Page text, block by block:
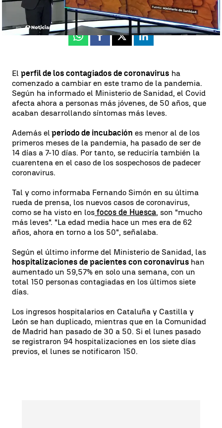
Antena 3 Noticias
Publicado:
23 de junio de 2020, 16:06
Whatsapp
Facebook
X Linkedin
El perfil de los contagiados de coronavirus ha
comenzado a cambiar en este tramo de la pandemia.
Según ha informado el Ministerio de Sanidad, el Covid
afecta ahora a personas más jóvenes, de 50 años, que
acaban desarrollando síntomas más leves.
Además el periodo de incubación es menor al de los
primeros meses de la pandemia, ha pasado de ser de
14 días a 7-10 días. Por tanto, se reduciría también la
cuarentena en el caso de los sospechosos de padecer
coronavirus.
Tal y como informaba Fernando Simón en su última
rueda de prensa, los nuevos casos de coronavirus,
como se ha visto en los focos de Huesca, son "mucho
más leves". "La edad media hace un mes era de 62
años, ahora en torno a los 50", señalaba.
Según el último informe del Ministerio de Sanidad, las
hospitalizaciones de pacientes con coronavirus han
aumentado un 59,57% en solo una semana, con un
total 150 personas contagiadas en los últimos siete
días.
Los ingresos hospitalarios en Cataluña y Castilla y
León se han duplicado, mientras que en la Comunidad
de Madrid han pasado de 30 a 50. Si el lunes pasado
se registraron 94 hospitalizaciones en los siete días
previos, el lunes se notificaron 150.